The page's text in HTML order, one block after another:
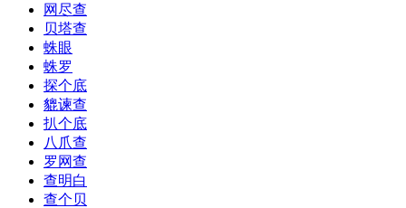
网尽查
贝塔查
蛛眼
蛛罗
探个底
貔谏查
扒个底
八爪查
罗网查
查明白
查个贝